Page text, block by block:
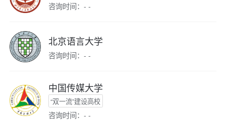
咨询时间：- -
北京语言大学
咨询时间：- -
中国传媒大学
“双一流”建设高校
咨询时间：- -